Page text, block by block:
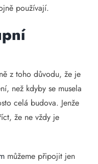
používají.
z toho důvodu, že je
než kdyby se musela
celá budova. Jenže
že ne vždy je
můžeme připojit jen